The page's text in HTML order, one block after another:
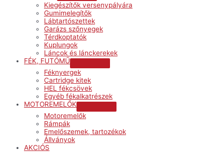
Toggle
Kiegészítők versenypályára
Gumimelegítők
Lábtartószettek
Garázs szőnyegek
Térdkoptatók
Kuplungok
Láncok és lánckerekek
FÉK, FUTÓMŰ
Féknyergek
Cartridge kitek
HEL fékcsövek
Egyéb fékalkatrészek
MOTOREMELŐK
Motoremelők
Rámpák
Emelőszemek, tartozékok
Állványok
AKCIÓS